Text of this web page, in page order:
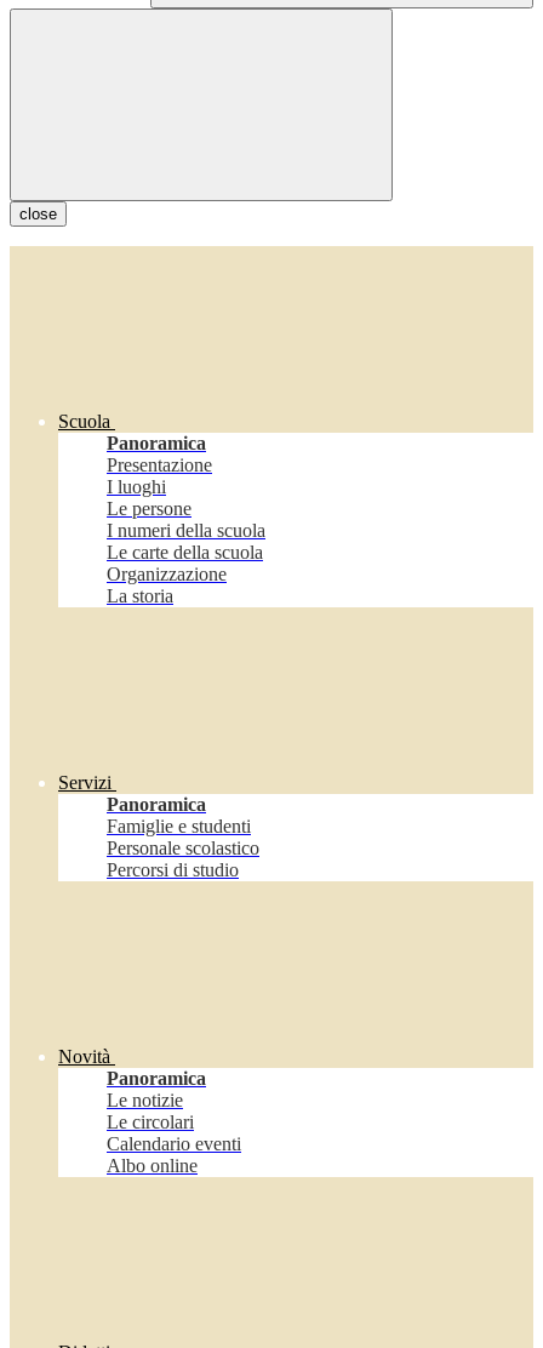
close
Scuola
Panoramica
Presentazione
I luoghi
Le persone
I numeri della scuola
Le carte della scuola
Organizzazione
La storia
Servizi
Panoramica
Famiglie e studenti
Personale scolastico
Percorsi di studio
Novità
Panoramica
Le notizie
Le circolari
Calendario eventi
Albo online